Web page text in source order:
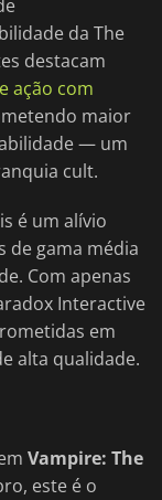
da The
destacam
ação com
maior
— um
cult.
é um alívio
de gama média
Com apenas
Interactive
em
alta qualidade.
Vampire: The
este é o